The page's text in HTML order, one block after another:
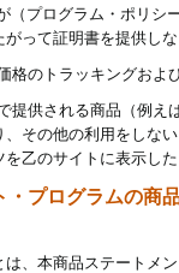
（プログラム・ポリ
って証明書を提供し
格のトラッキングお
提供される商品（例
その他の利用をしな
乙のサイトに表示し
・プログラムの商
、本商品ステートメ